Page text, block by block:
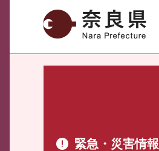
奈良県
緊急・災害情報